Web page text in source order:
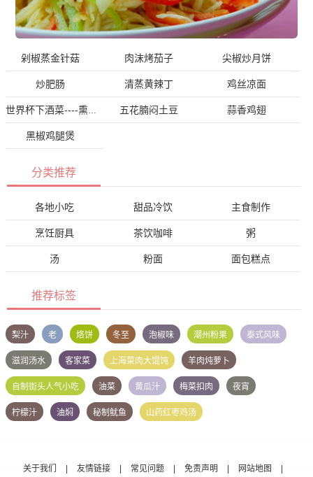
剁椒蒸金针菇 肉沫烤茄子 尖椒炒月饼
炒肥肠 清蒸黄辣丁 鸡丝凉面
世界杯下酒菜----熏鱼 五花腩闷土豆 蒜香鸡翅
黑椒鸡腿煲
分类推荐
各地小吃 甜品冷饮 主食制作
烹饪厨具 茶饮咖啡 粥
汤 粉面 面包糕点
推荐标签
梨汁 老 烙饼 冬至 泡椒味 潮州粉果 泰式风味
滋润汤水 客家菜 上海菜肉大馄饨 羊肉炖萝卜
自制街头人气小吃 油菜 黄瓜汁 梅菜扣肉 夜宵
柠檬汁 油焖 秘制鱿鱼 山药红枣鸡汤
关于我们 友情链接 常见问题 免责声明 网站地图